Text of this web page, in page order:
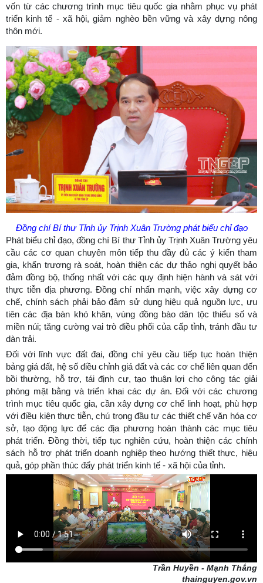
vốn từ các chương trình mục tiêu quốc gia nhằm phục vụ phát
triển kinh tế - xã hội, giảm nghèo bền vững và xây dựng nông
thôn mới.
Đồng chí Bí thư Tỉnh ủy Trịnh Xuân Trường phát biểu chỉ đạo
Phát biểu chỉ đạo, đồng chí Bí thư Tỉnh ủy Trịnh Xuân Trường yêu
cầu các cơ quan chuyên môn tiếp thu đầy đủ các ý kiến tham
gia, khẩn trương rà soát, hoàn thiện các dự thảo nghị quyết bảo
đảm đồng bộ, thống nhất với các quy định hiện hành và sát với
thực tiễn địa phương. Đồng chí nhấn mạnh, việc xây dựng cơ
chế, chính sách phải bảo đảm sử dụng hiệu quả nguồn lực, ưu
tiên các địa bàn khó khăn, vùng đồng bào dân tộc thiểu số và
miền núi; tăng cường vai trò điều phối của cấp tỉnh, tránh đầu tư
dàn trải.
Đối với lĩnh vực đất đai, đồng chí yêu cầu tiếp tục hoàn thiện
bảng giá đất, hệ số điều chỉnh giá đất và các cơ chế liên quan đến
bồi thường, hỗ trợ, tái định cư, tạo thuận lợi cho công tác giải
phóng mặt bằng và triển khai các dự án. Đối với các chương
trình mục tiêu quốc gia, cần xây dựng cơ chế linh hoạt, phù hợp
với điều kiện thực tiễn, chú trọng đầu tư các thiết chế văn hóa cơ
sở, tạo động lực để các địa phương hoàn thành các mục tiêu
phát triển. Đồng thời, tiếp tục nghiên cứu, hoàn thiện các chính
sách hỗ trợ phát triển doanh nghiệp theo hướng thiết thực, hiệu
quả, góp phần thúc đẩy phát triển kinh tế - xã hội của tỉnh.
Trần Huyền - Mạnh Thắng
thainguyen.gov.vn